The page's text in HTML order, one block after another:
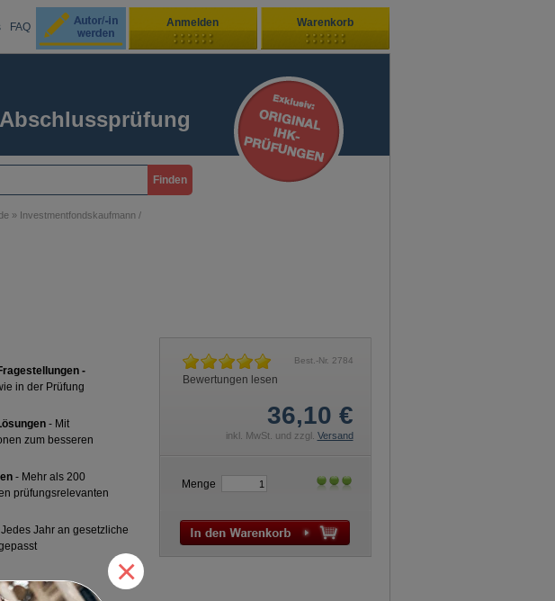
FAQ Anmelden Warenkorb
Ihr Warenkorb ist leer
Sie sind Neukunde?
» Investmentfondskaufmann /
-
in der Prüfung
- Mit
zum besseren
- Mehr als 200
prüfungsrelevanten
Jahr an gesetzliche
Best.-Nr. 2784
Bewertungen lesen
36,10 €
inkl. MwSt. und zzgl. Versand
Menge
×